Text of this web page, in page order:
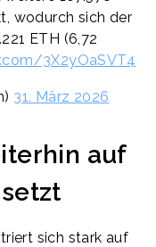
wodurch sich der
ETH (6,72
3X2yOaSVT4
31. März 2026
auf
sich stark auf